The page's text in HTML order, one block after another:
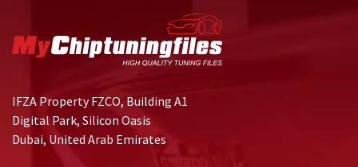
IFZA Property FZCO, Building A1
Digital Park, Silicon Oasis
Dubai, United Arab Emirates